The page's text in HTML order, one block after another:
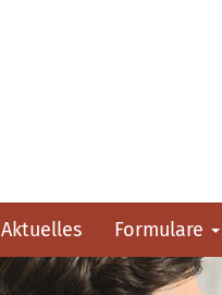
Aktuelles Formulare